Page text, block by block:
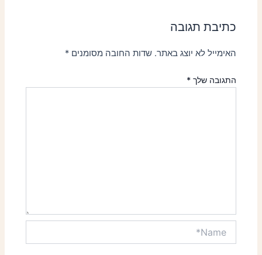
כתיבת תגובה
האימייל לא יוצג באתר. שדות החובה מסומנים*
התגובה שלך*